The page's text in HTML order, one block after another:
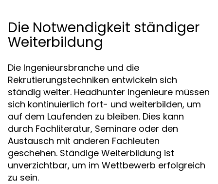
Die Notwendigkeit ständiger
Weiterbildung
Die Ingenieursbranche und die
Rekrutierungstechniken entwickeln sich
ständig weiter. Headhunter Ingenieure müssen
sich kontinuierlich fort- und weiterbilden, um
auf dem Laufenden zu bleiben. Dies kann
durch Fachliteratur, Seminare oder den
Austausch mit anderen Fachleuten
geschehen. Ständige Weiterbildung ist
unverzichtbar, um im Wettbewerb erfolgreich
zu sein.